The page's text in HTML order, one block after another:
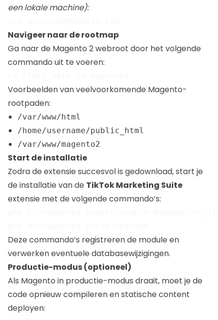
een lokale machine):
Navigeer naar de rootmap
Ga naar de Magento 2 webroot door het volgende
commando uit te voeren:
Voorbeelden van veelvoorkomende Magento-
rootpaden:
/var/www/html
/home/username/public_html
/var/www/magento2
Start de installatie
Zodra de extensie succesvol is gedownload, start je
de installatie van de TikTok Marketing Suite
extensie met de volgende commando’s:
Deze commando’s registreren de module en
verwerken eventuele databasewijzigingen.
Productie-modus (optioneel)
Als Magento in productie-modus draait, moet je de
code opnieuw compileren en statische content
deployen: